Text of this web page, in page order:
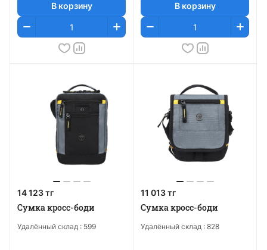
В корзину В корзину
14 123 тг
Сумка кросс-боди
Удалённый склад : 599
11 013 тг
Сумка кросс-боди
Удалённый склад : 828